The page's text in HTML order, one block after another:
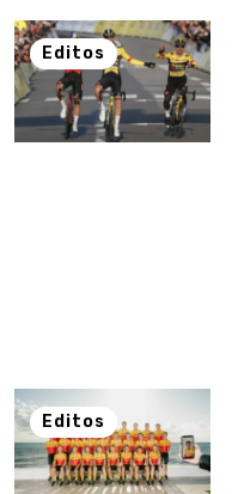
Editos
Editos